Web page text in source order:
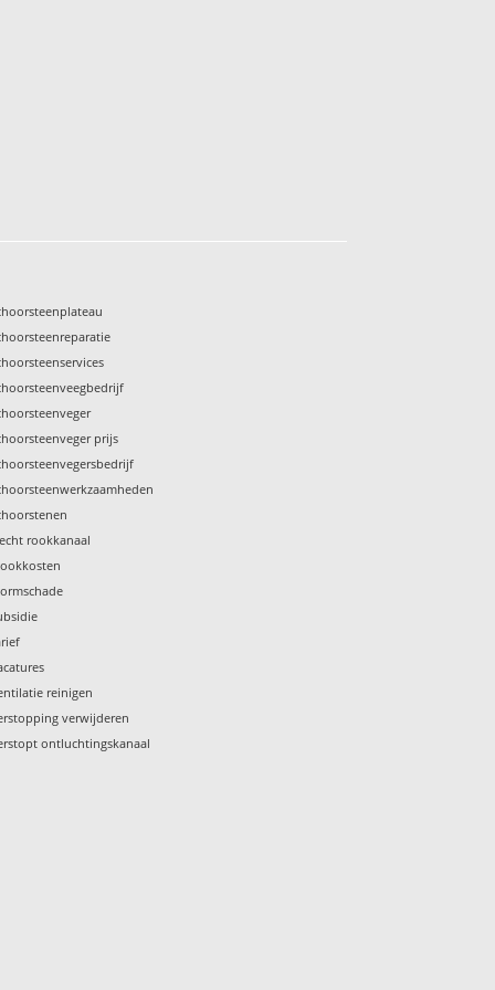
prijs
rookkanaal
reinigen
verwijderen
ontluchtingskanaal